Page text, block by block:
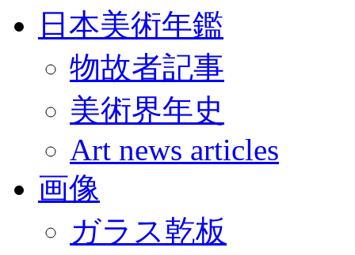
日本美術年鑑
物故者記事
美術界年史
Art news articles
画像
ガラス乾板